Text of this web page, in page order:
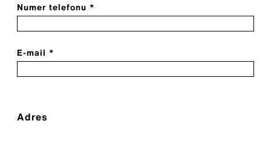
Numer telefonu *
E-mail *
Adres